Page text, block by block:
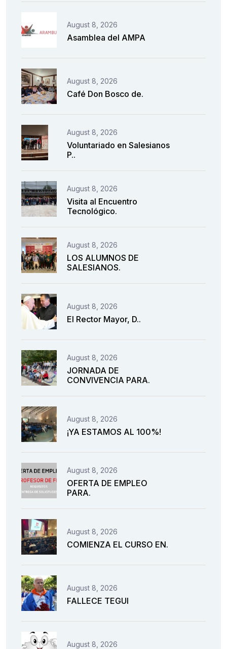
August 8, 2026
Asamblea del AMPA
August 8, 2026
Café Don Bosco de.
August 8, 2026
Voluntariado en Salesianos
P..
August 8, 2026
Visita al Encuentro
Tecnológico.
August 8, 2026
LOS ALUMNOS DE
SALESIANOS.
August 8, 2026
El Rector Mayor, D..
August 8, 2026
JORNADA DE
CONVIVENCIA PARA.
August 8, 2026
¡YA ESTAMOS AL 100%!
August 8, 2026
OFERTA DE EMPLEO
PARA.
August 8, 2026
COMIENZA EL CURSO EN.
August 8, 2026
FALLECE TEGUI
August 8, 2026